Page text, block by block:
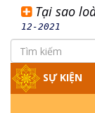
Tại sao
12-2021
SỰ KIỆN